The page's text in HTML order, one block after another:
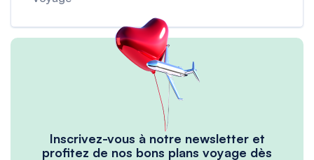
Inscrivez-vous à notre newsletter et
profitez de nos bons plans voyage dès